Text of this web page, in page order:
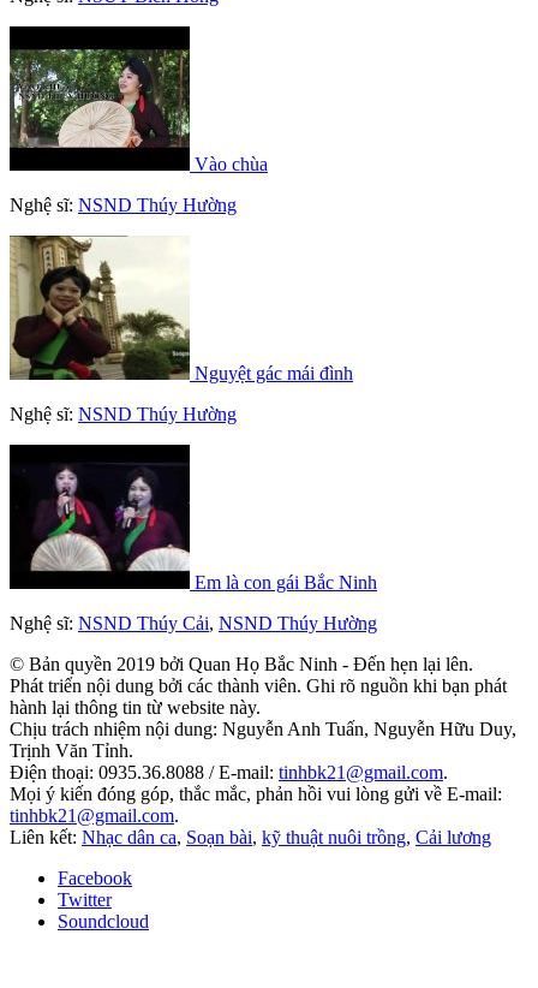
Vào chùa
Nghệ sĩ: NSND Thúy Hường
Nguyệt gác mái đình
Nghệ sĩ: NSND Thúy Hường
Em là con gái Bắc Ninh
Nghệ sĩ: NSND Thúy Cải, NSND Thúy Hường
© Bản quyền 2019 bởi Quan Họ Bắc Ninh - Đến hẹn lại lên.
Phát triển nội dung bởi các thành viên. Ghi rõ nguồn khi bạn phát
hành lại thông tin từ website này.
Chịu trách nhiệm nội dung: Nguyễn Anh Tuấn, Nguyễn Hữu Duy,
Trịnh Văn Tỉnh.
Điện thoại: 0935.36.8088 / E-mail: tinhbk21@gmail.com.
Mọi ý kiến đóng góp, thắc mắc, phản hồi vui lòng gửi về E-mail:
tinhbk21@gmail.com.
Liên kết: Nhạc dân ca, Soạn bài, kỹ thuật nuôi trồng, Cải lương
Facebook
Twitter
Soundcloud